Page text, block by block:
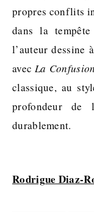
propres conflits
dans la
l’auteur dessine
avecLa
classique, au
profondeur de
durablement.
Rodrigue Diaz-